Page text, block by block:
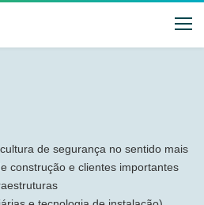
de segurança no sentido mais
construção e clientes importantes